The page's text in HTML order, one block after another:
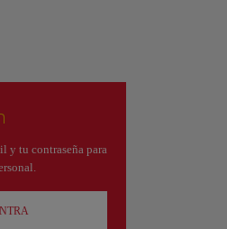
y tu contraseña para